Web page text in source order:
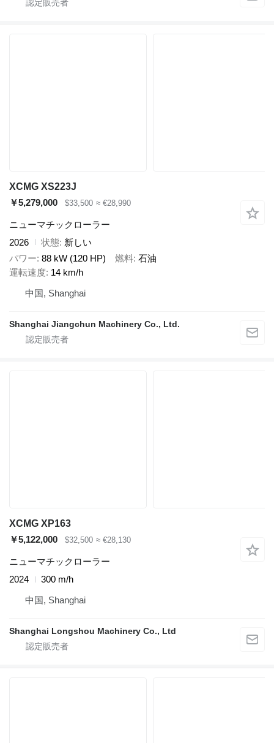
XCMG XS223J
￥5,279,000
$33,500 ≈ €28,990
ニューマチックローラー
2026
状態 新しい
パワー 88 kW (120 HP) 燃料 石油
運転速度 14 km/h
中国, Shanghai
Shanghai Jiangchun Machinery Co., Ltd.
XCMG XP163
￥5,122,000
$32,500 ≈ €28,130
ニューマチックローラー
2024
300 m/h
中国, Shanghai
Shanghai Longshou Machinery Co., Ltd